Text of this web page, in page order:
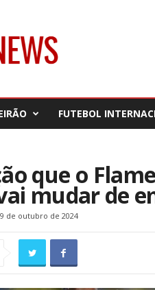
FUTEBOL
que o
mudar de
de outubro de 2024